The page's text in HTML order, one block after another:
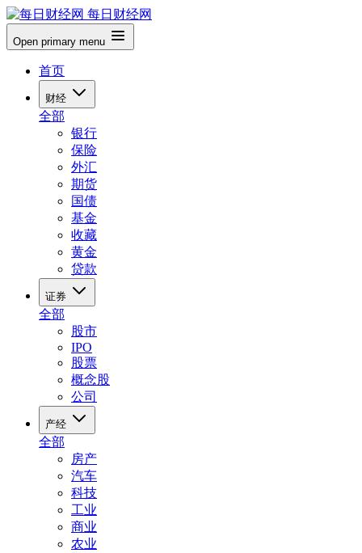
每日财经网
Open primary menu
首页
财经
全部
银行
保险
外汇
期货
国债
基金
收藏
黄金
贷款
证券
全部
股市
IPO
股票
概念股
公司
产经
全部
房产
汽车
科技
工业
商业
农业